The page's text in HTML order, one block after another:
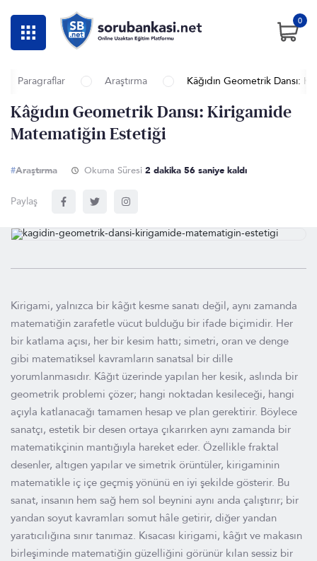
0
Paragraflar Araştırma Kâğıdın Geometrik Dansı:
Kâğıdın Geometrik Dansı: Kirigamide
Matematiğin Estetiği
#Araştırma Okuma Süresi 2 dakika 55 saniye kaldı
Paylaş
Kirigami, yalnızca bir kâğıt kesme sanatı değil, aynı zamanda
matematiğin zarafetle vücut bulduğu bir ifade biçimidir. Her
bir katlama açısı, her bir kesim hattı; simetri, oran ve denge
gibi matematiksel kavramların sanatsal bir dille
yorumlanmasıdır. Kâğıt üzerinde yapılan her kesik, aslında bir
geometrik problemi çözer; hangi noktadan kesileceği, hangi
açıyla katlanacağı tamamen hesap ve plan gerektirir. Böylece
sanatçı, estetik bir desen ortaya çıkarırken aynı zamanda bir
matematikçinin mantığıyla hareket eder. Özellikle fraktal
desenler, altıgen yapılar ve simetrik örüntüler, kirigaminin
matematikle iç içe geçmiş yönünü en iyi şekilde gösterir. Bu
sanat, insanın hem sağ hem sol beynini aynı anda çalıştırır; bir
yandan soyut kavramları somut hâle getirir, diğer yandan
yaratıcılığına sınır tanımaz. Kısacası kirigami, kâğıt ve makasın
birleşiminde matematiğin güzelliğini görünür kılan sessiz bir